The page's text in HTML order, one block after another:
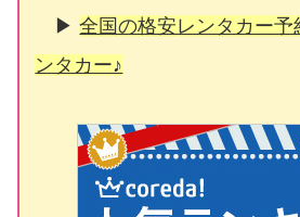
▶全国の格安レンタカー予
ンタカー♪